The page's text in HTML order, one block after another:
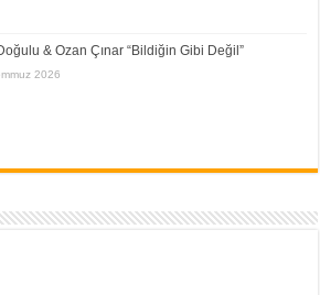
& Ozan Çınar “Bildiğin Gibi Değil”
2026